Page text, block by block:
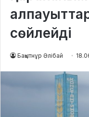
сөйлейді
Бақытнұр Әлібай